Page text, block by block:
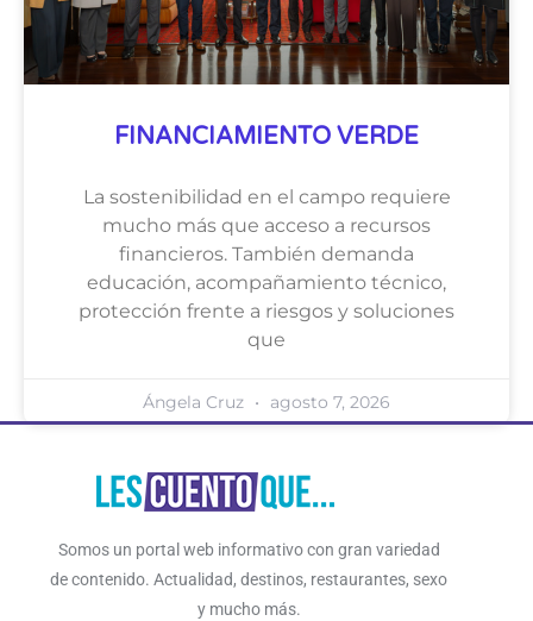
FINANCIAMIENTO VERDE
La sostenibilidad en el campo requiere
mucho más que acceso a recursos
financieros. También demanda
educación, acompañamiento técnico,
protección frente a riesgos y soluciones
que
Ángela Cruz agosto 7, 2026
Somos un portal web informativo con gran variedad
de contenido. Actualidad, destinos, restaurantes, sexo
y mucho más.